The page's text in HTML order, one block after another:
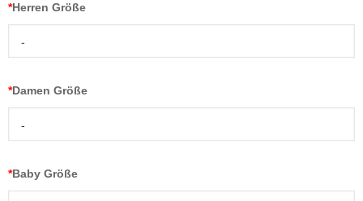
*Herren Größe
-
*Damen Größe
-
*Baby Größe